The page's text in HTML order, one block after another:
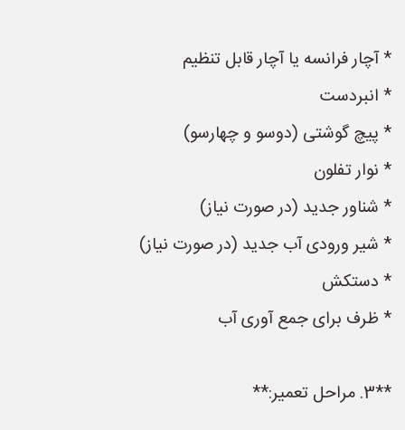
* آچار فرانسه یا آچار قابل تنظیم
* انبردست
* پیچ گوشتی (دوسو و چهارسو)
* نوار تفلون
* شناور جدید (در صورت نیاز)
* شیر ورودی آب جدید (در صورت نیاز)
* دستکش
* ظرف برای جمع آوری آب
**3. مراحل تعمیر:**